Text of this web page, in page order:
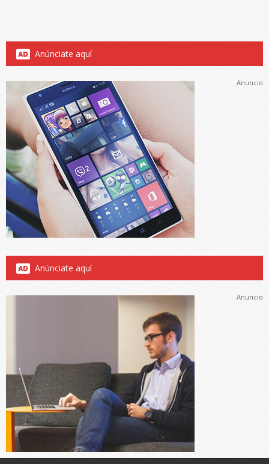
Anúnciate aquí
Anuncio
Anúnciate aquí
Anuncio